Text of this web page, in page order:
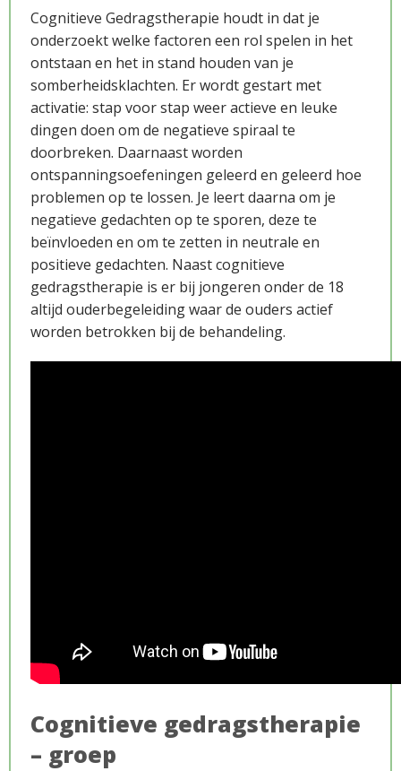
Aanmeldproces
Wetenschap
Cognitieve Gedragstherapie houdt in dat je
onderzoekt welke factoren een rol spelen in het
ontstaan en het in stand houden van je
somberheidsklachten. Er wordt gestart met
activatie: stap voor stap weer actieve en leuke
dingen doen om de negatieve spiraal te
doorbreken. Daarnaast worden
ontspanningsoefeningen geleerd en geleerd hoe
problemen op te lossen. Je leert daarna om je
negatieve gedachten op te sporen, deze te
beïnvloeden en om te zetten in neutrale en
positieve gedachten. Naast cognitieve
gedragstherapie is er bij jongeren onder de 18
altijd ouderbegeleiding waar de ouders actief
worden betrokken bij de behandeling.
Cognitieve gedragstherapie
– groep